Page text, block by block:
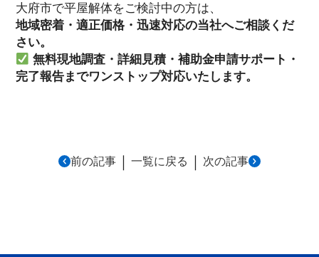
大府市で平屋解体をご検討中の方は、
地域密着・適正価格・迅速対応の当社へご相談くだ
さい。
無料現地調査・詳細見積・補助金申請サポート・
完了報告までワンストップ対応いたします。
前の記事 ｜ 一覧に戻る ｜ 次の記事